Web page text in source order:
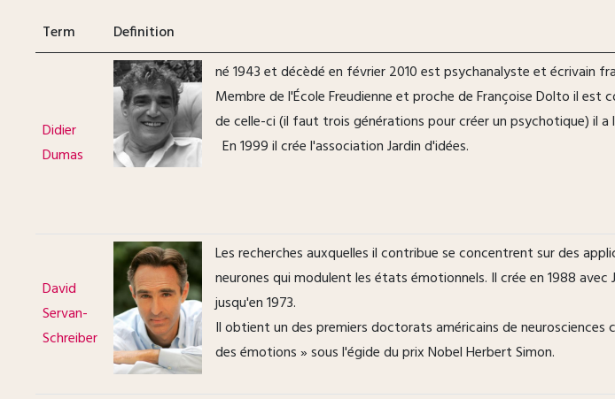
Term
Definition
Didier
Dumas
né 1943 et décèdé en février 2010 est psychanalyste et écrivain
Membre de l'École Freudienne et proche de Françoise Dolto il est
de celle-ci (il faut trois générations pour créer un psychotique) il
En 1999 il crée l'association Jardin d'idées.
David
Servan-
Schreiber
Les recherches auxquelles il contribue se concentrent sur des
neurones qui modulent les états émotionnels. Il crée en 1988
jusqu'en 1973.
Il obtient un des premiers doctorats américains de neurosciences
des émotions » sous l'égide du prix Nobel Herbert Simon.